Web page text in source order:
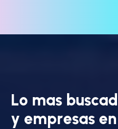
Lo mas buscad
y empresas en